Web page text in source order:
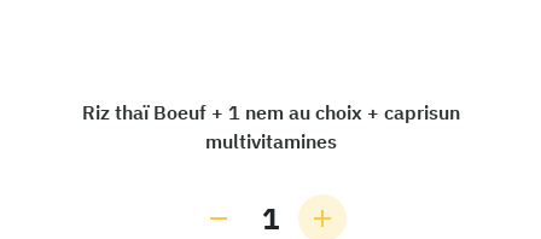
Riz thaï Boeuf + 1 nem au choix + caprisun
multivitamines
1